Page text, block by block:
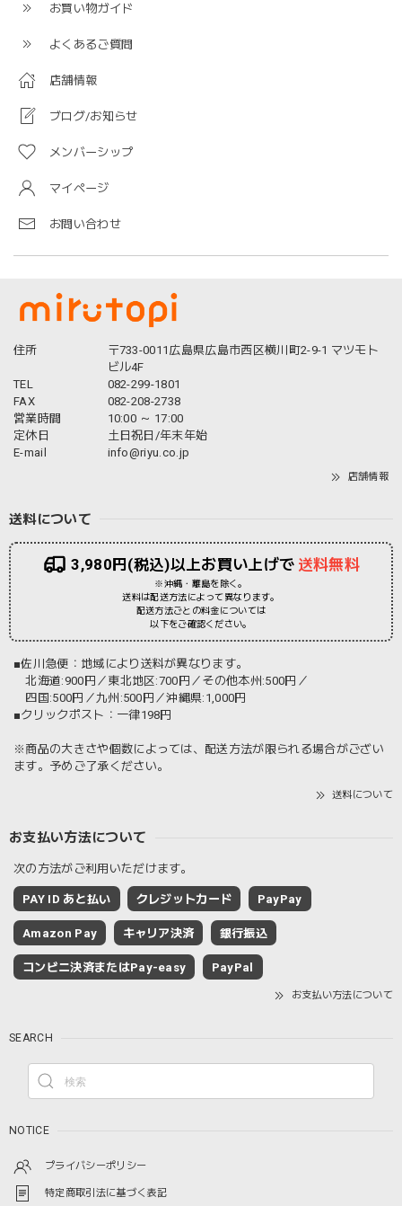
お買い物ガイド
よくあるご質問
店舗情報
ブログ/お知らせ
メンバーシップ
マイページ
お問い合わせ
住所
〒733-0011広島県広島市西区横川町2-9-1 マツモト
ビル4F
TEL
082-299-1801
FAX
082-208-2738
営業時間
10:00 ～ 17:00
定休日
土日祝日/年末年始
E-mail
info@riyu.co.jp
店舗情報
送料について
3,980円(税込)以上お買い上げで 送料無料
※沖縄・離島を除く。
送料は配送方法によって異なります。
配送方法ごとの料金については
以下をご確認ください。
■佐川急便：地域により送料が異なります。
北海道:900円／東北地区:700円／その他本州:500円／
四国:500円／九州:500円／沖縄県:1,000円
■クリックポスト：一律198円
※商品の大きさや個数によっては、配送方法が限られる場合がござい
ます。予めご了承ください。
送料について
お支払い方法について
次の方法がご利用いただけます。
PAY ID あと払い クレジットカード PayPay
Amazon Pay キャリア決済 銀行振込
コンビニ決済またはPay-easy PayPal
お支払い方法について
SEARCH
NOTICE
プライバシーポリシー
特定商取引法に基づく表記